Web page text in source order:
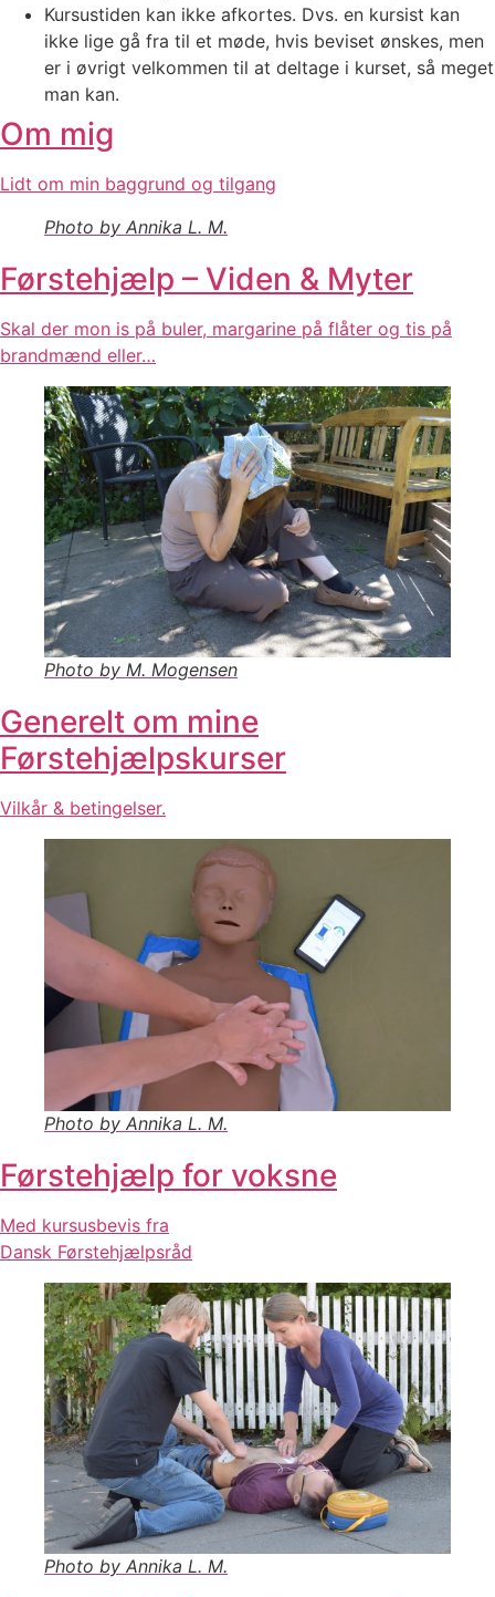
Kursustiden kan ikke afkortes. Dvs. en kursist kan
ikke lige gå fra til et møde, hvis beviset ønskes, men
er i øvrigt velkommen til at deltage i kurset, så meget
man kan.
Om mig
Lidt om min baggrund og tilgang
Photo by Annika L. M.
Førstehjælp – Viden & Myter
Skal der mon is på buler, margarine på flåter og tis på
brandmænd eller…
Photo by M. Mogensen
Generelt om mine
Førstehjælpskurser
Vilkår & betingelser.
Photo by Annika L. M.
Førstehjælp for voksne
Med kursusbevis fra
Dansk Førstehjælpsråd
Photo by Annika L. M.